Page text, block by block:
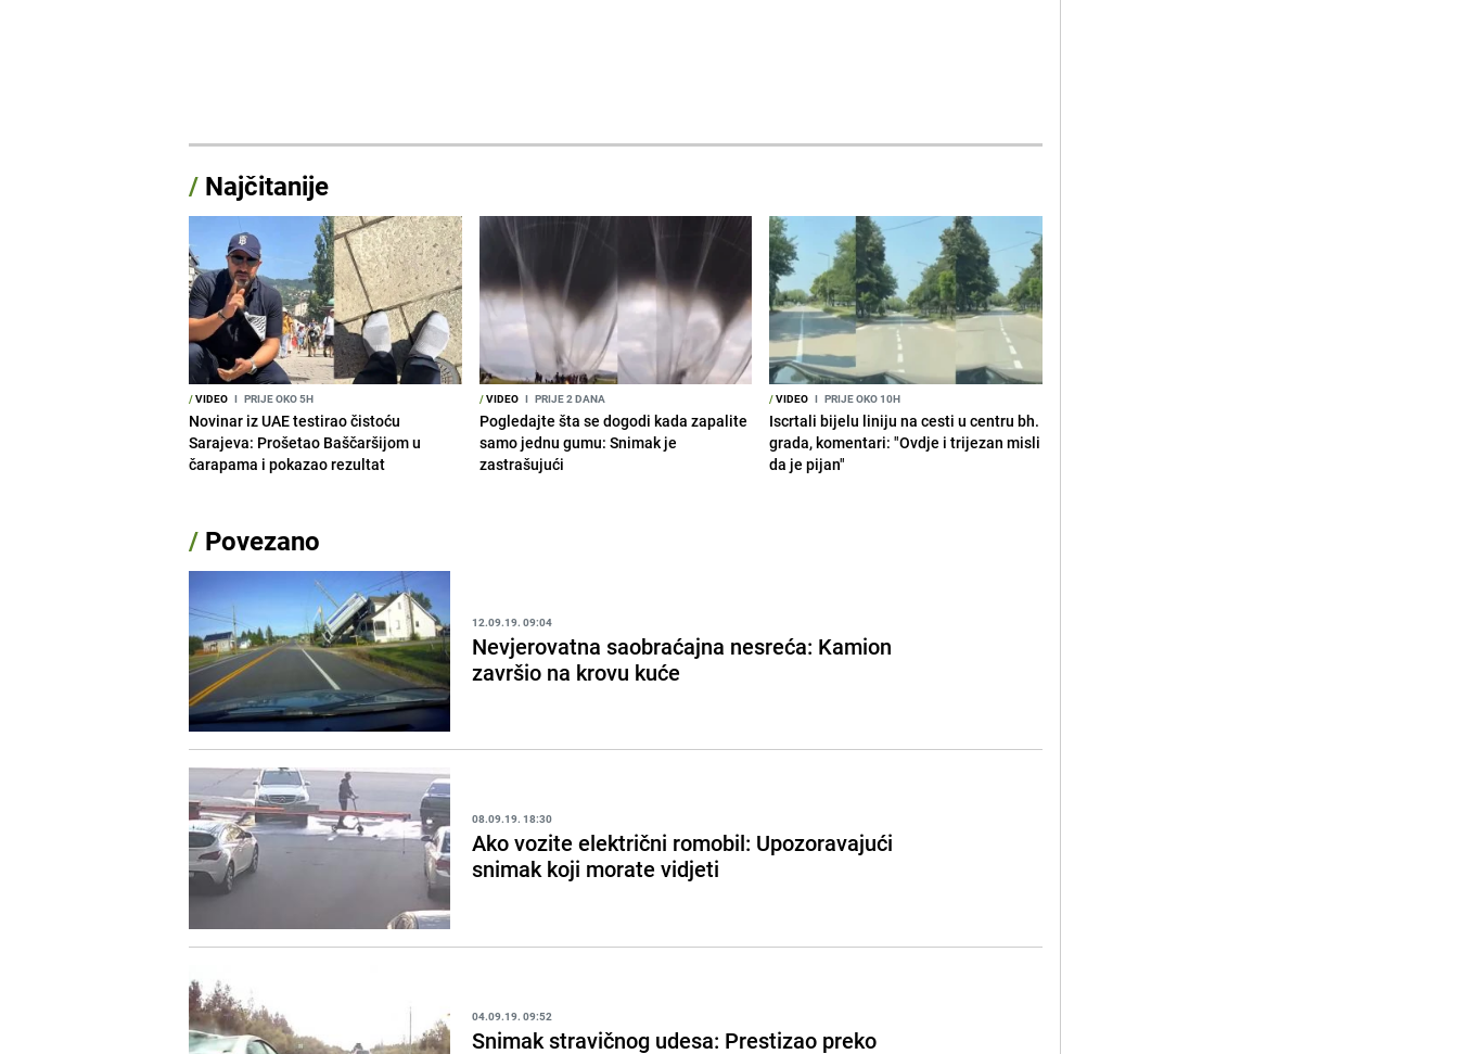
/ Najčitanije
/VIDEO I PRIJE OKO 5H
Novinar iz UAE testirao čistoću
Sarajeva: Prošetao Baščaršijom u
čarapama i pokazao rezultat
/VIDEO I PRIJE 2 DANA
Pogledajte šta se dogodi kada zapalite
samo jednu gumu: Snimak je
zastrašujući
/VIDEO I PRIJE OKO 10H
Iscrtali bijelu liniju na cesti u centru bh.
grada, komentari: "Ovdje i trijezan misli
da je pijan"
/ Povezano
12.09.19. 09:04
Nevjerovatna saobraćajna nesreća: Kamion
završio na krovu kuće
08.09.19. 18:30
Ako vozite električni romobil: Upozoravajući
snimak koji morate vidjeti
04.09.19. 09:52
Snimak stravičnog udesa: Prestizao preko